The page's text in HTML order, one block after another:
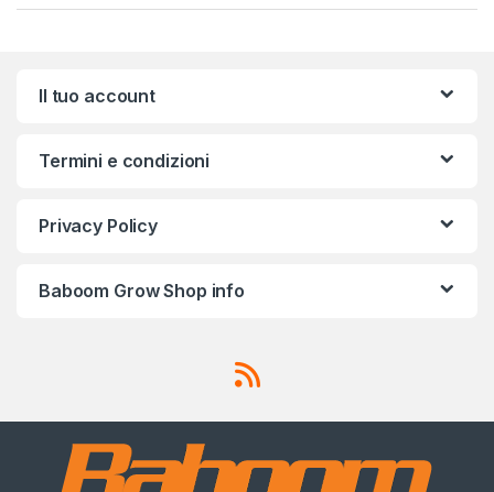
Il tuo account
Termini e condizioni
Privacy Policy
Baboom Grow Shop info